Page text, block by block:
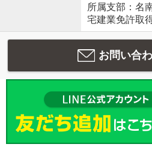
所属支部：名
宅建業免許取
お問い合